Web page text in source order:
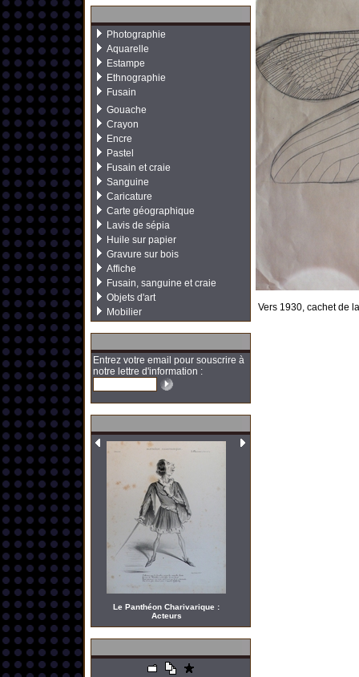
Photographie
Aquarelle
Estampe
Ethnographie
Fusain
Gouache
Crayon
Encre
Pastel
Fusain et craie
Sanguine
Caricature
Carte géographique
Lavis de sépia
Huile sur papier
Gravure sur bois
Affiche
Fusain, sanguine et craie
Objets d'art
Mobilier
Entrez votre email pour souscrire à
notre lettre d'information :
Le Panthéon Charivarique :
Acteurs
Vers 1930, cachet de